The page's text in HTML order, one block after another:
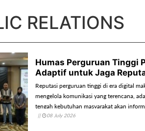
RELATIONS
Humas Perguruan Tinggi
Adaptif untuk Jaga
Reputasi perguruan tinggi di era digital
mengelola komunikasi yang terencana,
tengah kebutuhan masyarakat akan
|| 08 July 2026